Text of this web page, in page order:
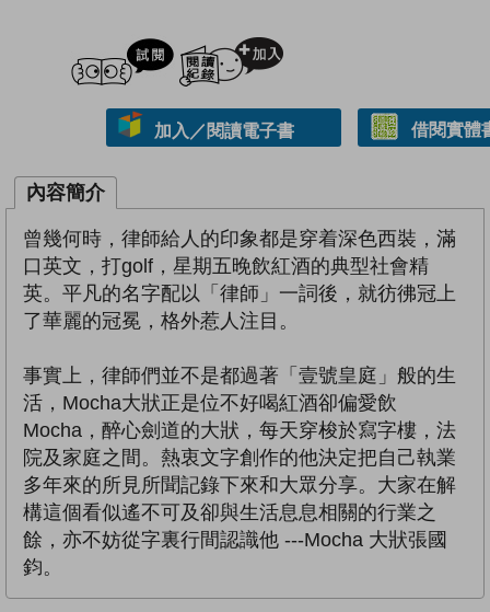
試閲
加入／閱讀電子書 借閱實體
內容簡介
曾幾何時，律師給人的印象都是穿着深色西裝，滿
口英文，打golf，星期五晚飲紅酒的典型社會精
英。平凡的名字配以「律師」一詞後，就彷彿冠上
了華麗的冠冕，格外惹人注目。
事實上，律師們並不是都過著「壹號皇庭」般的生
活，Mocha大狀正是位不好喝紅酒卻偏愛飲
Mocha，醉心劍道的大狀，每天穿梭於寫字樓，法
院及家庭之間。熱衷文字創作的他決定把自己執業
多年來的所見所聞記錄下來和大眾分享。大家在解
構這個看似遙不可及卻與生活息息相關的行業之
餘，亦不妨從字裏行間認識他 ---Mocha 大狀張國
鈞。